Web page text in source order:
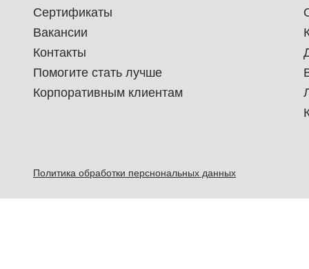
Сертификаты
Вакансии
Контакты
Помогите стать лучше
Корпоративным клиентам
Политика обработки перснональных данных